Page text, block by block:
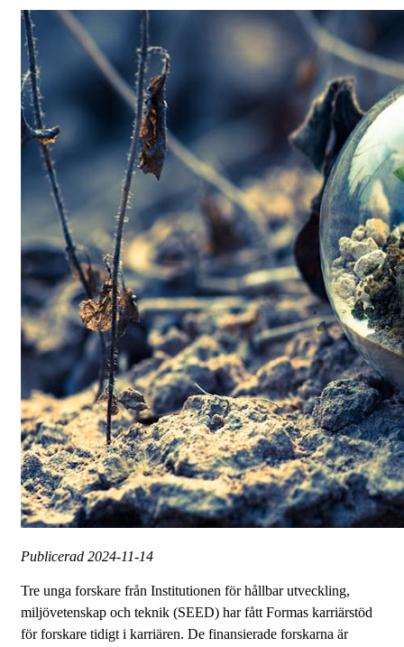
Publicerad 2024-11-14
Tre unga forskare från Institutionen för hållbar utveckling,
miljövetenskap och teknik (SEED) har fått Formas karriärstöd
för forskare tidigt i karriären. De finansierade forskarna är